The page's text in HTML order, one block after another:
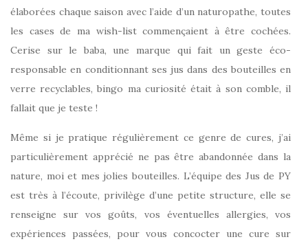
élaborées chaque saison avec l’aide d’un naturopathe, toutes
les cases de ma wish-list commençaient à être cochées.
Cerise sur le baba, une marque qui fait un geste éco-
responsable en conditionnant ses jus dans des bouteilles en
verre recyclables, bingo ma curiosité était à son comble, il
fallait que je teste !
Même si je pratique régulièrement ce genre de cures, j’ai
particulièrement apprécié ne pas être abandonnée dans la
nature, moi et mes jolies bouteilles. L’équipe des Jus de PY
est très à l’écoute, privilège d’une petite structure, elle se
renseigne sur vos goûts, vos éventuelles allergies, vos
expériences passées, pour vous concocter une cure sur